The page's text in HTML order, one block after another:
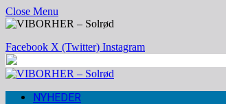
Close Menu
Facebook X (Twitter) Instagram
NYHEDER